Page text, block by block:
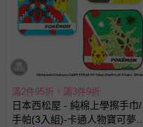
滿2件95折，滿3件9折
日本西松屋 - 純棉上學擦手巾/
手帕(3入組)-卡通人物寶可夢-